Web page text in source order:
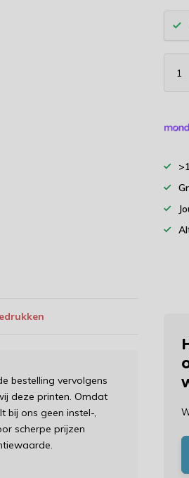
bestelling vervolgens
deze printen. Omdat
bij ons geen instel-,
scherpe prijzen